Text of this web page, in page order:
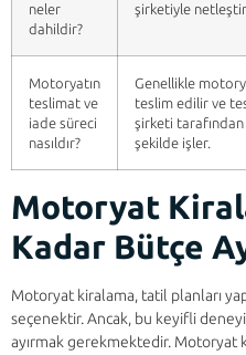
neler
dahildir?
şirketiyle
Motoryatın
teslimat ve
iade süreci
nasıldır?
Genellikle
teslim edilir ve
şirketi tarafından
şekilde işler.
Motoryat
Kadar Bütçe
Motoryat kiralama, tatil planları
seçenektir. Ancak, bu keyifli
ayırmak gerekmektedir. Motoryat